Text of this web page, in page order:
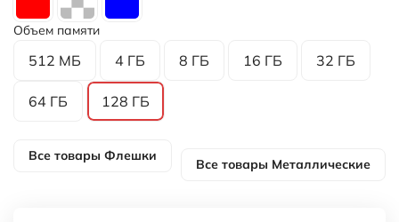
Объем памяти
512 МБ 4 ГБ 8 ГБ 16 ГБ 32 ГБ
64 ГБ 128 ГБ
Все товары Флешки
Все товары Металлические